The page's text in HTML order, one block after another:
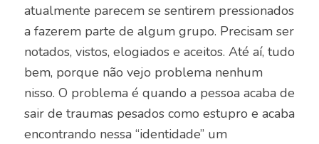
atualmente parecem se sentirem pressionados
a fazerem parte de algum grupo. Precisam ser
notados, vistos, elogiados e aceitos. Até aí, tudo
bem, porque não vejo problema nenhum
nisso. O problema é quando a pessoa acaba de
sair de traumas pesados como estupro e acaba
encontrando nessa “identidade” um